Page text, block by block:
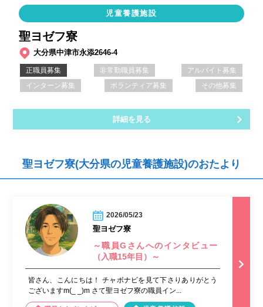
児童養護施設
聖ヨゼフ寮
大分県中津市永添2646-4
正職員募集 非常勤職員募集
アルバイト募集
インターン募集
ボランティア募集 その他募集
詳細を見る
聖ヨゼフ寮(大分県の児童養護施設)のおたより
2026/05/23
聖ヨゼフ寮
～職員Gさんへのインタビュー
（入職15年目）～
皆さん、こんにちは！ チャボナビを見て下さりありがとう
ございますm(_ _)m さて聖ヨゼフ寮の職員イン...